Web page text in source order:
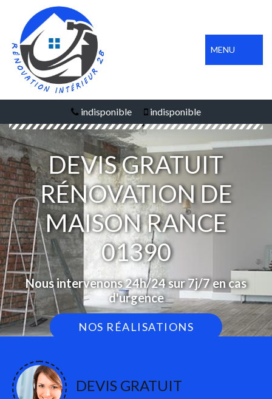
MENU
indisponible indisponible
DEVIS GRATUIT
RÉNOVATION DE
MAISON RANCE
01390
Nous intervenons 24h/24 sur 7j/7 en cas
d'urgence
NOS RÉALISATIONS
DEVIS GRATUIT